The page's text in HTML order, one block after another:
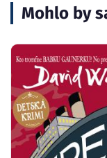
Mohlo by